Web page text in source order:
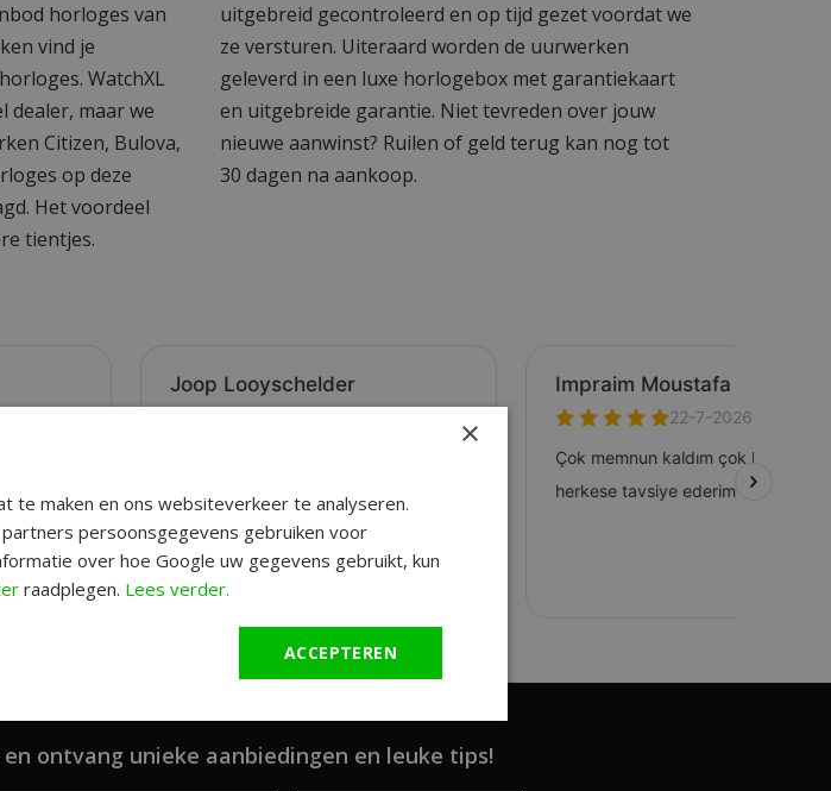
horloges van
vind je
WatchXL
dealer, maar we
Citizen, Bulova,
op deze
Het voordeel
tientjes.
uitgebreid gecontroleerd en op tijd gezet voordat we
ze versturen. Uiteraard worden de uurwerken
geleverd in een luxe horlogebox met garantiekaart
en uitgebreide garantie. Niet tevreden over jouw
nieuwe aanwinst? Ruilen of geld terug kan nog tot
30 dagen na aankoop.
ontvang unieke aanbiedingen en leuke tips!
×
te maken en ons websiteverkeer te analyseren.
persoonsgegevens gebruiken voor
over hoe Google uw gegevens gebruikt, kun
raadplegen. Lees verder.
ACCEPTEREN